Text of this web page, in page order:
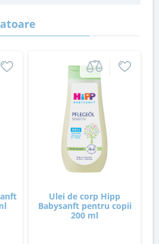
Ulei de corp Hipp
Babysanft pentru copii
200 ml